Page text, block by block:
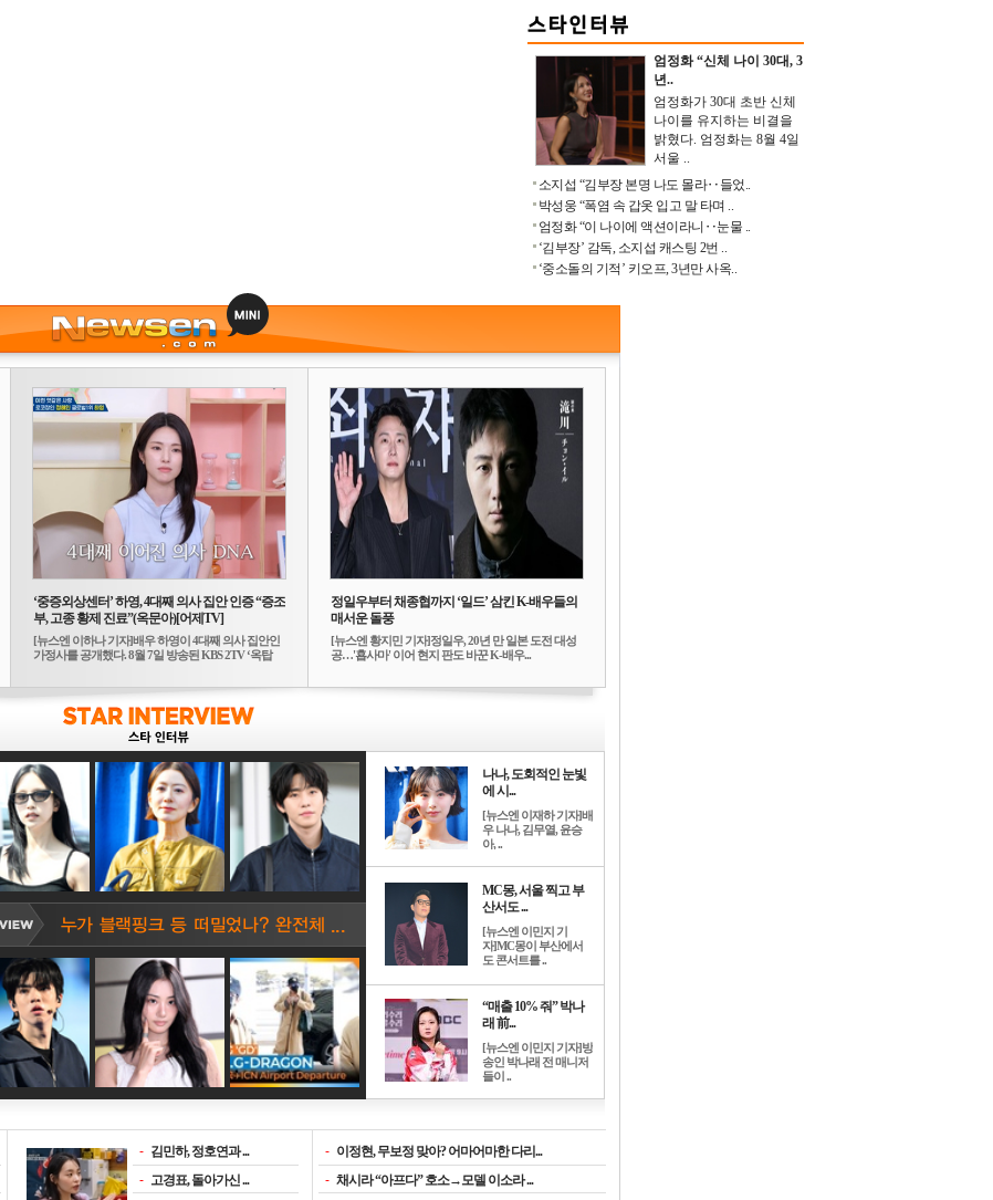
엄정화 “신체 나이 30대, 3
년..
엄정화가 30대 초반 신체
나이를 유지하는 비결을
밝혔다. 엄정화는 8월 4일
서울 ..
소지섭 “김부장 본명 나도 몰라‥들었..
박성웅 “폭염 속 갑옷 입고 말 타며 ..
엄정화 “이 나이에 액션이라니‥눈물 ..
‘김부장’ 감독, 소지섭 캐스팅 2번 ..
‘중소돌의 기적’ 키오프, 3년만 사옥..
‘중증외상센터’ 하영, 4대째 의사 집안 인증 “증조
부, 고종 황제 진료”(옥문아)[어제TV]
[뉴스엔 이하나 기자]배우 하영이 4대째 의사 집안인
가정사를 공개했다. 8월 7일 방송된 KBS 2TV ‘옥탑
정일우부터 채종협까지 ‘일드’ 삼킨 K-배우들의
매서운 돌풍
[뉴스엔 황지민 기자]정일우, 20년 만 일본 도전 대성
공…'횹사마' 이어 현지 판도 바꾼 K-배우...
나나, 도회적인 눈빛
에 시...
[뉴스엔 이재하 기자]배
우 나나, 김무열, 윤승
아, ..
MC몽, 서울 찍고 부
산서도 ...
[뉴스엔 이민지 기
자]MC몽이 부산에서
도 콘서트를 ..
“매출 10% 줘” 박나
래 前...
[뉴스엔 이민지 기자]방
송인 박나래 전 매니저
들이 ..
- 김민하, 정호연과 ...
- 고경표, 돌아가신 ...
- 이정현, 무보정 맞아? 어마어마한 다리...
- 채시라 “아프다” 호소→모델 이소라 ...